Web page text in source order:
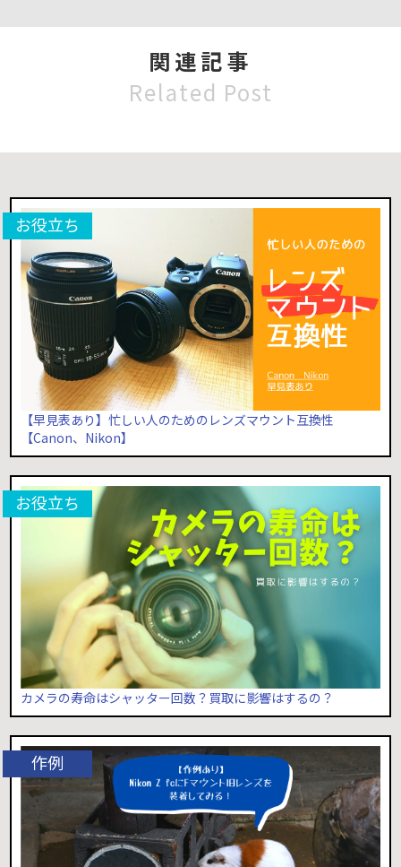
関連記事
Related Post
【早見表あり】忙しい人のためのレンズマウント互換性
【Canon、Nikon】
カメラの寿命はシャッター回数？買取に影響はするの？